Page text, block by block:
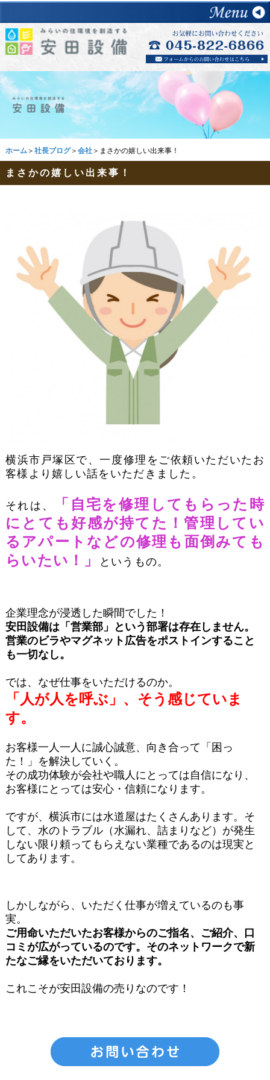
ホーム＞ 社長ブログ＞ 会社＞まさかの嬉しい出来事！
まさかの嬉しい出来事！
横浜市戸塚区で、一度修理をご依頼いただいたお
客様より嬉しい話をいただきました。
それは、
「自宅を修理してもらった時
にとても好感が持てた！管理してい
るアパートなどの修理も面倒みても
らいたい！
」 というもの。
企業理念が浸透した瞬間でした！
安田設備は「営業部」という部署は存在しません。
営業のビラやマグネット広告をポストインすること
も一切なし。
では、なぜ仕事をいただけるのか。
「人が人を呼ぶ」、そう感じていま
す。
お客様一人一人に誠心誠意、向き合って「困っ
た！」を解決していく。
その成功体験が会社や職人にとっては自信になり、
お客様にとっては安心・信頼になります。
ですが、横浜市には水道屋はたくさんあります。そ
して、水のトラブル（水漏れ、詰まりなど）が発生
しない限り頼ってもらえない業種であるのは現実と
してあります。
しかしながら、いただく仕事が増えているのも事
実。
ご用命いただいたお客様からのご指名、ご紹介、口
コミが広がっているのです。そのネットワークで新
たなご縁をいただいております。
これこそが安田設備の売りなのです！